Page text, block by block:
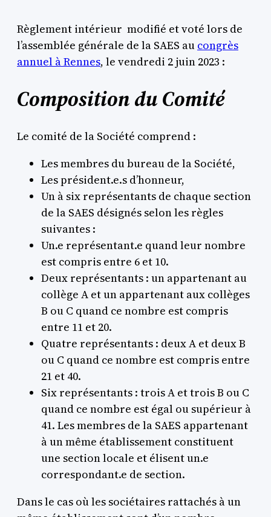
Règlement intérieur modifié et voté lors de
l’assemblée générale de la SAES au congrès
annuel à Rennes, le vendredi 2 juin 2023 :
Composition duComité
Le comité de la Société comprend :
Les membres du bureau de la Société,
Les président.e.s d’honneur,
Un à six représentants de chaque section
de la SAES désignés selon les règles
suivantes :
Un.e représentant.e quand leur nombre
est compris entre 6 et 10.
Deux représentants : un appartenant au
collège A et un appartenant aux collèges
B ou C quand ce nombre est compris
entre 11 et 20.
Quatre représentants : deux A et deux B
ou C quand ce nombre est compris entre
21 et 40.
Six représentants : trois A et trois B ou C
quand ce nombre est égal ou supérieur à
41. Les membres de la SAES appartenant
à un même établissement constituent
une section locale et élisent un.e
correspondant.e de section.
Dans le cas où les sociétaires rattachés à un